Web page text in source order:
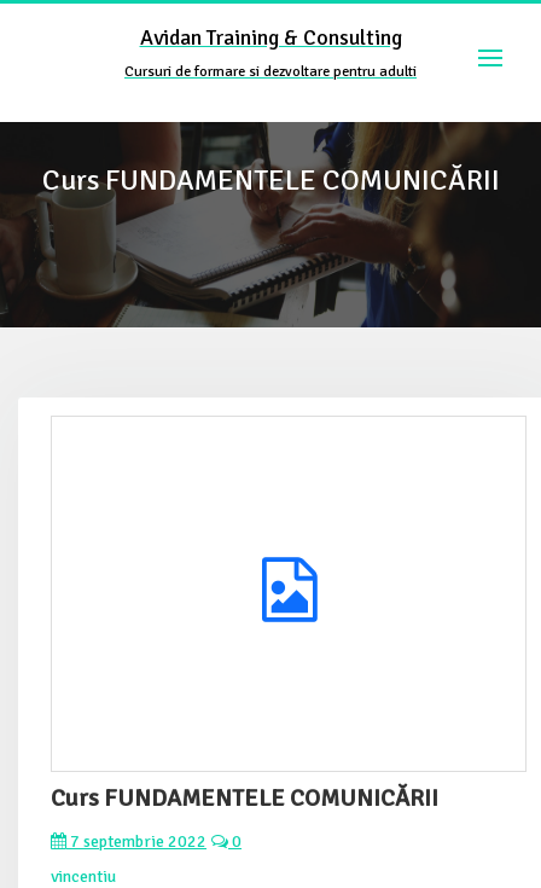
Avidan Training & Consulting
Cursuri de formare si dezvoltare pentru adulti
Curs FUNDAMENTELE COMUNICĂRII
Curs FUNDAMENTELE COMUNICĂRII
7 septembrie 2022
0
vincentiu